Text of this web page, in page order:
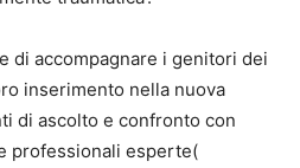
di accompagnare i genitori dei
inserimento nella nuova
di ascolto e confronto con
professionali esperte(